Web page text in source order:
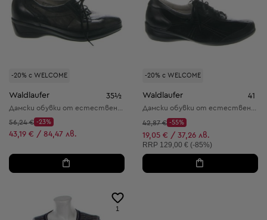
-20% с WELCOME
Waldlaufer 35½
Начална цена:
56,24 €
Discount Price:
-23%
Намалена цена:
43,19 € / 84,47 лв.
-20% с WELCOME
Waldlaufer 41
Начална цена:
42,87 €
Discount Price:
-55%
Намалена цена:
19,05 € / 37,26 лв.
Препоръчителна цена:
RRP 129,00 € (-85%)
1